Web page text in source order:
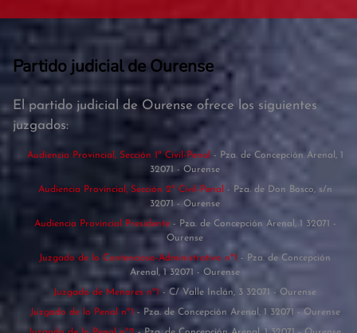
Partido judicial de Ourense
El partido judicial de Ourense ofrece los siguientes
juzgados:
Audiencia Provincial, Sección 1ª Civil-Penal - Pza. de Concepción Arenal, 1
32071 - Ourense
Audiencia Provincial, Sección 2ª Civil-Penal
- Pza. de Don Bosco, s/n
32071 - Ourense
Audiencia Provincial Presidente - Pza. de Concepción Arenal, 1 32071 -
Ourense
Juzgado de lo Contencioso-Administrativo nº1 - Pza. de Concepción
Arenal, 1 32071 - Ourense
Juzgado de Menores nº1 - C/ Valle Inclán, 3 32071 - Ourense
Juzgado de lo Penal nº1 - Pza. de Concepción Arenal, 1 32071 - Ourense